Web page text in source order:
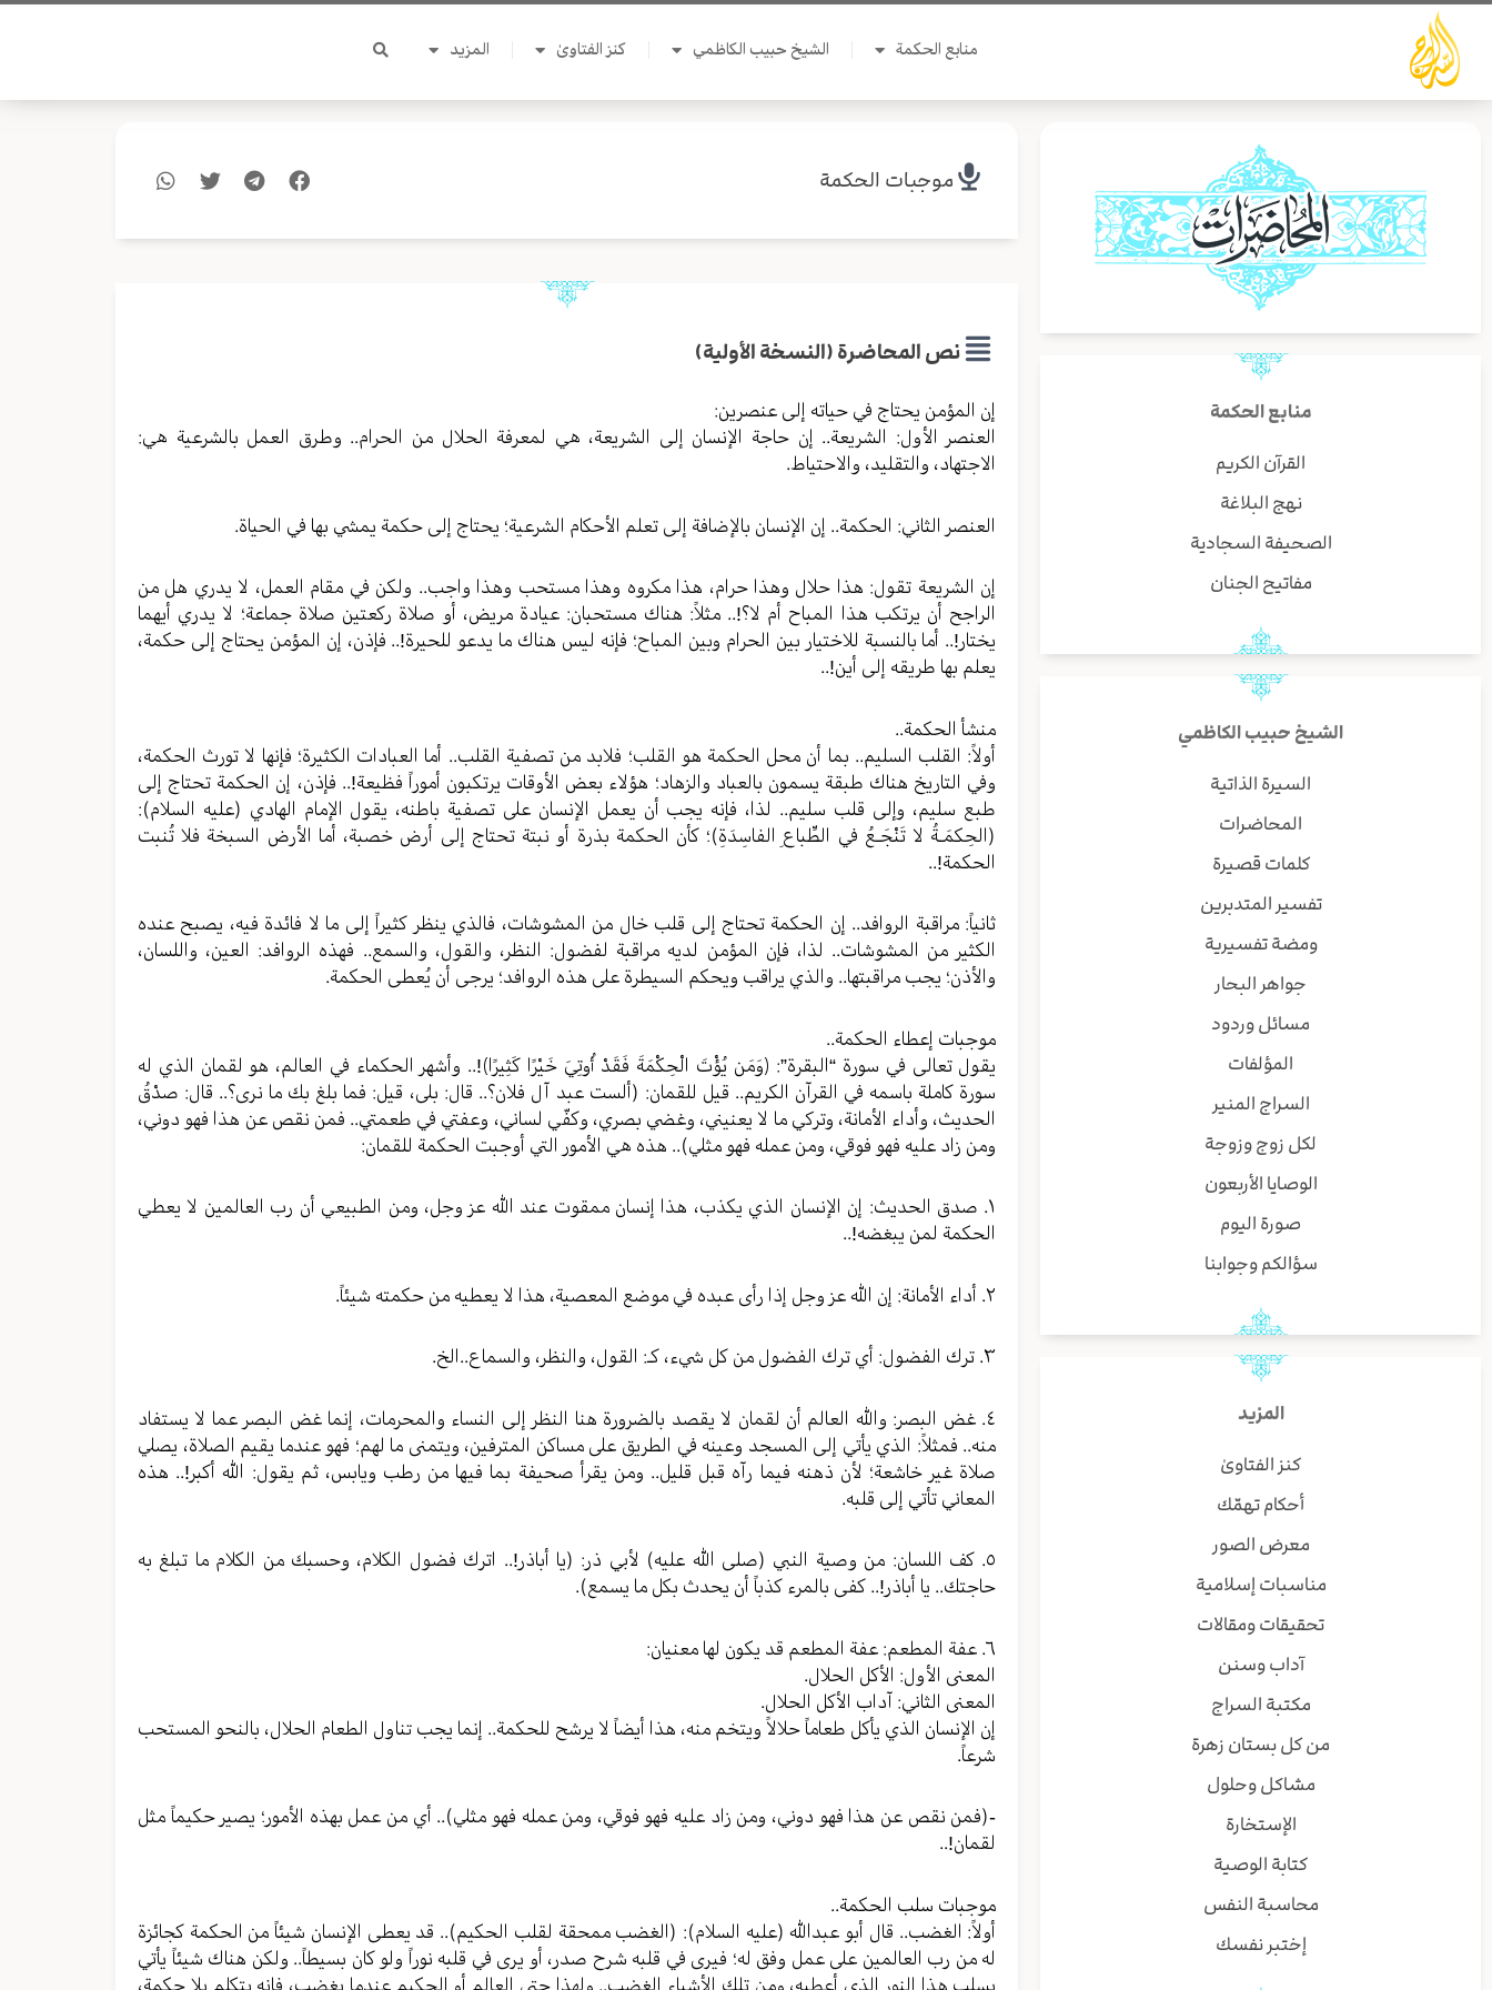
تخطي
المحتوى
منابع الحكمة الشيخ حبيب الكاظمي كنز الفتاوىٰ المزيد
منابع الحكمة
القرآن الكريم
نهج البلاغة
الصحيفة السجادية
مفاتيح الجنان
الشيخ حبيب الكاظمي
السيرة الذاتية
المحاضرات
كلمات قصيرة
تفسير المتدبرين
ومضة تفسيرية
جواهر البحار
مسائل وردود
المؤلفات
السراج المنير
لكل زوج وزوجة
الوصايا الأربعون
صورة اليوم
سؤالكم وجوابنا
المزيد
كنز الفتاوىٰ
أحكام تهمّك
معرض الصور
مناسبات إسلامية
تحقيقات ومقالات
آداب وسنن
مكتبة السراج
من كل بستان زهرة
مشاكل وحلول
الإستخارة
كتابة الوصية
محاسبة النفس
إختبر نفسك
موجبات الحكمة
نص المحاضرة (النسخة الأولية)
إن المؤمن يحتاج في حياته إلى عنصرين:
العنصر الأول: الشريعة.. إن حاجة الإنسان إلى الشريعة، هي لمعرفة الحلال من الحرام.. وطرق العمل بالشرعية هي:
الاجتهاد، والتقليد، والاحتياط.
العنصر الثاني: الحكمة.. إن الإنسان بالإضافة إلى تعلم الأحكام الشرعية؛ يحتاج إلى حكمة يمشي بها في الحياة.
إن الشريعة تقول: هذا حلال وهذا حرام، هذا مكروه وهذا مستحب وهذا واجب.. ولكن في مقام العمل، لا يدري هل من
الراجح أن يرتكب هذا المباح أم لا؟!.. مثلاً: هناك مستحبان: عيادة مريض، أو صلاة ركعتين صلاة جماعة؛ لا يدري أيهما
يختار!.. أما بالنسبة للاختيار بين الحرام وبين المباح؛ فإنه ليس هناك ما يدعو للحيرة!.. فإذن، إن المؤمن يحتاج إلى حكمة،
يعلم بها طريقه إلى أين!..
منشأ الحكمة..
أولاً: القلب السليم.. بما أن محل الحكمة هو القلب؛ فلابد من تصفية القلب.. أما العبادات الكثيرة؛ فإنها لا تورث الحكمة،
وفي التاريخ هناك طبقة يسمون بالعباد والزهاد؛ هؤلاء بعض الأوقات يرتكبون أموراً فظيعة!.. فإذن، إن الحكمة تحتاج إلى
طبع سليم، وإلى قلب سليم.. لذا، فإنه يجب أن يعمل الإنسان على تصفية باطنه، يقول الإمام الهادي (عليه السلام):
(الحِكمَـةُ لا تَنْجَـعُ في الطِّباعِ الفاسِدَةِ)؛ كأن الحكمة بذرة أو نبتة تحتاج إلى أرض خصبة، أما الأرض السبخة فلا تُنبت
الحكمة!..
ثانياً: مراقبة الروافد.. إن الحكمة تحتاج إلى قلب خال من المشوشات، فالذي ينظر كثيراً إلى ما لا فائدة فيه، يصبح عنده
الكثير من المشوشات.. لذا، فإن المؤمن لديه مراقبة لفضول: النظر، والقول، والسمع.. فهذه الروافد: العين، واللسان،
والأذن؛ يجب مراقبتها.. والذي يراقب ويحكم السيطرة على هذه الروافد؛ يرجى أن يُعطى الحكمة.
موجبات إعطاء الحكمة..
يقول تعالى في سورة “البقرة”: ﴿وَمَن يُؤْتَ الْحِكْمَةَ فَقَدْ أُوتِيَ خَيْرًا كَثِيرًا﴾!.. وأشهر الحكماء في العالم، هو لقمان الذي له
سورة كاملة باسمه في القرآن الكريم.. قيل للقمان: (ألست عبد آل فلان؟.. قال: بلى، قيل: فما بلغ بك ما نرى؟.. قال: صدْقُ
الحديث، وأداء الأمانة، وتركي ما لا يعنيني، وغضي بصري، وكفّي لساني، وعفتي في طعمتي.. فمن نقص عن هذا فهو دوني،
ومن زاد عليه فهو فوقي، ومن عمله فهو مثلي).. هذه هي الأمور التي أوجبت الحكمة للقمان:
١. صدق الحديث: إن الإنسان الذي يكذب، هذا إنسان ممقوت عند الله عز وجل، ومن الطبيعي أن رب العالمين لا يعطي
الحكمة لمن يبغضه!..
٢. أداء الأمانة: إن الله عز وجل إذا رأى عبده في موضع المعصية، هذا لا يعطيه من حكمته شيئاً.
٣. ترك الفضول: أي ترك الفضول من كل شيء، كـ: القول، والنظر، والسماع..الخ.
٤. غض البصر: والله العالم أن لقمان لا يقصد بالضرورة هنا النظر إلى النساء والمحرمات، إنما غض البصر عما لا يستفاد
منه.. فمثلاً: الذي يأتي إلى المسجد وعينه في الطريق على مساكن المترفين، ويتمنى ما لهم؛ فهو عندما يقيم الصلاة، يصلي
صلاة غير خاشعة؛ لأن ذهنه فيما رآه قبل قليل.. ومن يقرأ صحيفة بما فيها من رطب ويابس، ثم يقول: الله أكبر!.. هذه
المعاني تأتي إلى قلبه.
٥. كف اللسان: من وصية النبي (صلی الله عليه) لأبي ذر: (يا أباذر!.. اترك فضول الكلام، وحسبك من الكلام ما تبلغ به
حاجتك.. يا أباذر!.. كفى بالمرء كذباً أن يحدث بكل ما يسمع).
٦. عفة المطعم: عفة المطعم قد يكون لها معنيان:
المعنى الأول: الأكل الحلال.
المعنى الثاني: آداب الأكل الحلال.
إن الإنسان الذي يأكل طعاماً حلالاً ويتخم منه، هذا أيضاً لا يرشح للحكمة.. إنما يجب تناول الطعام الحلال، بالنحو المستحب
شرعاً.
-(فمن نقص عن هذا فهو دوني، ومن زاد عليه فهو فوقي، ومن عمله فهو مثلي).. أي من عمل بهذه الأمور؛ يصير حكيماً مثل
لقمان!..
موجبات سلب الحكمة..
أولاً: الغضب.. قال أبو عبدالله (عليه السلام): (الغضب ممحقة لقلب الحكيم).. قد يعطى الإنسان شيئاً من الحكمة كجائزة
له من رب العالمين على عمل وفق له؛ فيرى في قلبه شرح صدر، أو يرى في قلبه نوراً ولو كان بسيطاً.. ولكن هناك شيئاً يأتي
يسلب هذا النور الذي أعطيه، ومن تلك الأشياء الغضب.. ولهذا حتى العالم أو الحكيم عندما يغضب، فإنه يتكلم بلا حكمة،